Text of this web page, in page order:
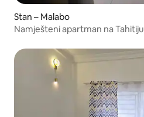
Stan – Malabo
Namješteni apartman na Tahitiju